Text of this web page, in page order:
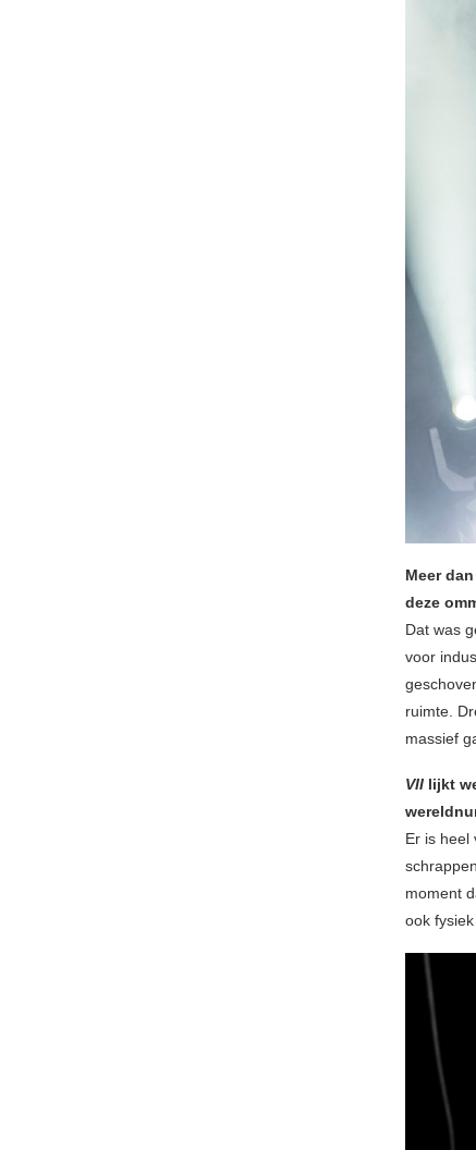
Meer
deze
Dat was
voor
ruimte.
massief
VII lijkt
Er is heel
moment
ook